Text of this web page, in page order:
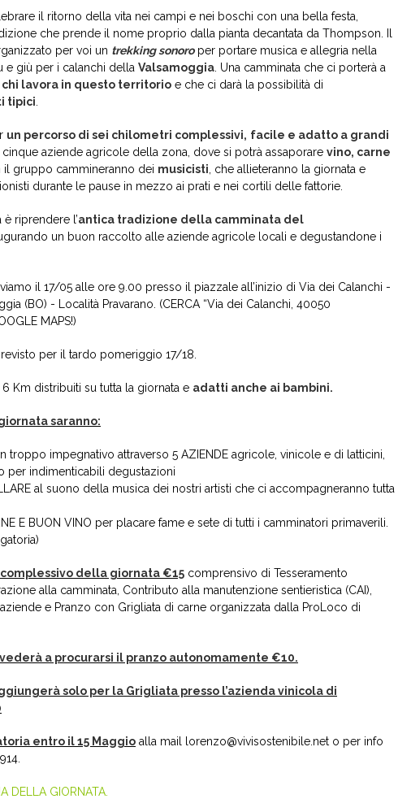
il ritorno della vita nei campi e nei boschi con una bella festa,
che prende il nome proprio dalla pianta decantata da Thompson. Il
per voi un trekking sonoroper portare musica e allegria nella
e giù per i calanchi della Valsamoggia . Una camminata che ci porterà a
lavora in questo territorio e che ci darà la possibilità di
tipici
un percorso di sei chilometri complessivi, facile e adatto a grandi
cinque aziende agricole della zona, dove si potrà assaporare vino, carne
il gruppo cammineranno dei musicisti , che allieteranno la giornata e
durante le pause in mezzo ai prati e nei cortili delle fattorie.
riprendere l’antica tradizione della camminata del
un buon raccolto alle aziende agricole locali e degustandone i
il 17/05 alle ore 9.00 presso il piazzale all’inizio di Via dei Calanchi -
(BO) - Località Pravarano. (CERCA “Via dei Calanchi, 40050
MAPS!)
per il tardo pomeriggio 17/18.
Km distribuiti su tutta la giornata e adatti anche ai bambini.
saranno:
troppo impegnativo attraverso 5 AZIENDE agricole, vinicole e di latticini,
per indimenticabili degustazioni
al suono della musica dei nostri artisti che ci accompagneranno tutta
E BUON VINO per placare fame e sete di tutti i camminatori primaverili.
della giornata €15 comprensivo di Tesseramento
alla camminata, Contributo alla manutenzione sentieristica (CAI),
e Pranzo con Grigliata di carne organizzata dalla ProLoco di
a procurarsi il pranzo autonomamente €10.
solo per la Grigliata presso l’azienda vinicola di
entro il 15 Maggio alla mail lorenzo@vivisostenibile.net o per info
DELLA GIORNATA.